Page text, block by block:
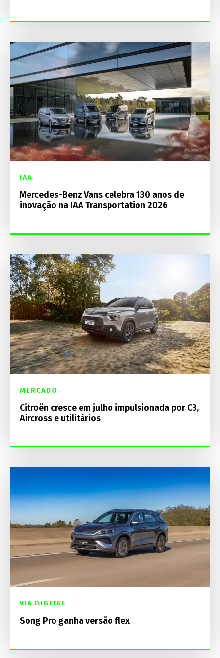
IAA
Mercedes-Benz Vans celebra 130 anos de
inovação na IAA Transportation 2026
MERCADO
Citroën cresce em julho impulsionada por C3,
Aircross e utilitários
VIA DIGITAL
Song Pro ganha versão flex